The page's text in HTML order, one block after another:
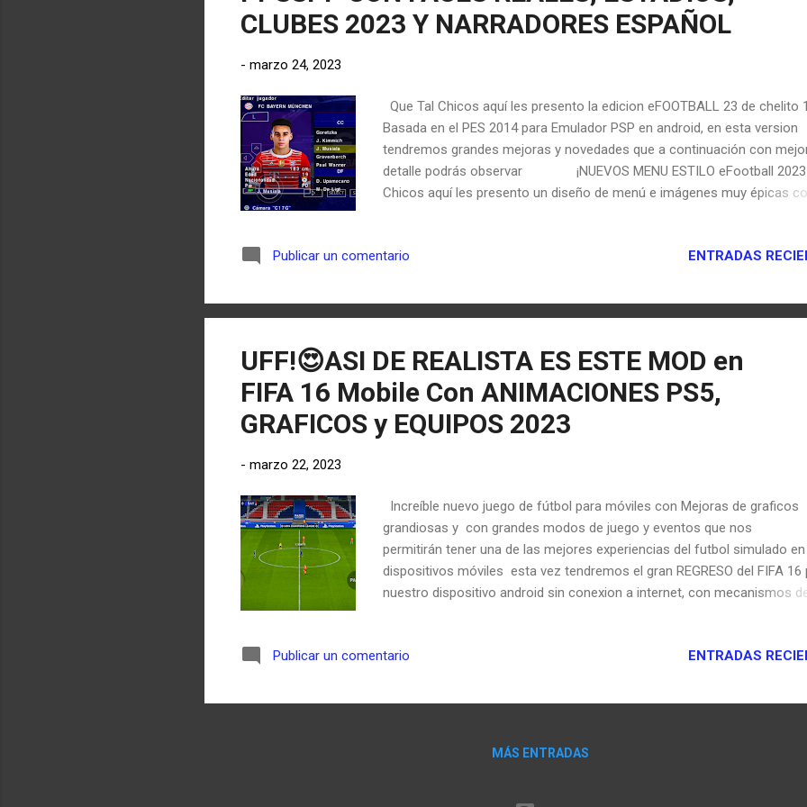
CLUBES 2023 Y NARRADORES ESPAÑOL
- marzo 24, 2023
Que Tal Chicos aquí les presento la edicion eFOOTBALL 23 de chelito
Basada en el PES 2014 para Emulador PSP en android, en esta version
tendremos grandes mejoras y novedades que a continuación con
detalle podrás observar ¡NUEVOS MENU ESTILO eFootball
Chicos aquí les presento un diseño de menú e imágenes muy épicas
nuevas imágenes de portada y menú, también nuevos iconos y letras
de la siguiente temporada 2023 para algunos equipos europeos entre
bayern de munchen que ya lo hizo oficial en su ultimo partido
Publicar un comentario ENTRADAS
UFF!😍ASI DE REALISTA ES ESTE MOD en
FIFA 16 Mobile Con ANIMACIONES PS5,
GRAFICOS y EQUIPOS 2023
- marzo 22, 2023
Increíble nuevo juego de fútbol para móviles con Mejoras de graficos
grandiosas y con grandes modos de juego y eventos que nos
permitirán tener una de las mejores experiencias del futbol simulado en
dispositivos móviles esta vez tendremos el gran REGRESO del FIFA 16
nuestro dispositivo android sin conexion a internet, con mecanismos
EQUIPACIONES FULL HD LIGUE 1, LA LIGA, EPL Y SERIE A -MINIKITS
TRASPASOS -300 CARAS DE JUGADORES -NUEVA RED DE GOL - 16
BALONES -SELECCIÓN AUTOMÁTICA DE ESTADIO (SIN NECESIDAD DE
Publicar un comentario ENTRADAS
MÁS ENTRADAS